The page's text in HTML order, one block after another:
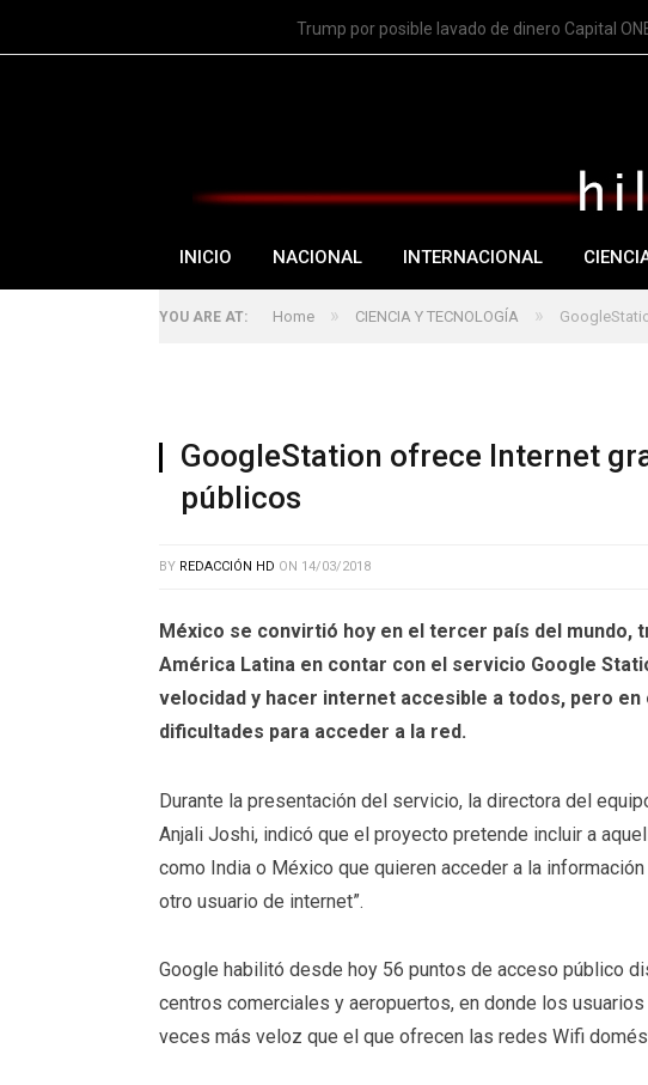
Trump por posible lavado de dinero Capital
INICIO NACIONAL INTERNACIONAL
YOU ARE AT: Home » CIENCIA Y TECNOLOGÍA »
GoogleStation ofrece Internet
públicos
BY REDACCIÓN HD ON 14/03/2018
México se convirtió hoy en el tercer país del mundo,
América Latina en contar con el servicio Google
velocidad y hacer internet accesible a todos, pero
dificultades para acceder a la red.
Durante la presentación del servicio, la directora del
Anjali Joshi, indicó que el proyecto pretende incluir a
como India o México que quieren acceder a la
otro usuario de internet”.
Google habilitó desde hoy 56 puntos de acceso público
centros comerciales y aeropuertos, en donde los
veces más veloz que el que ofrecen las redes Wifi